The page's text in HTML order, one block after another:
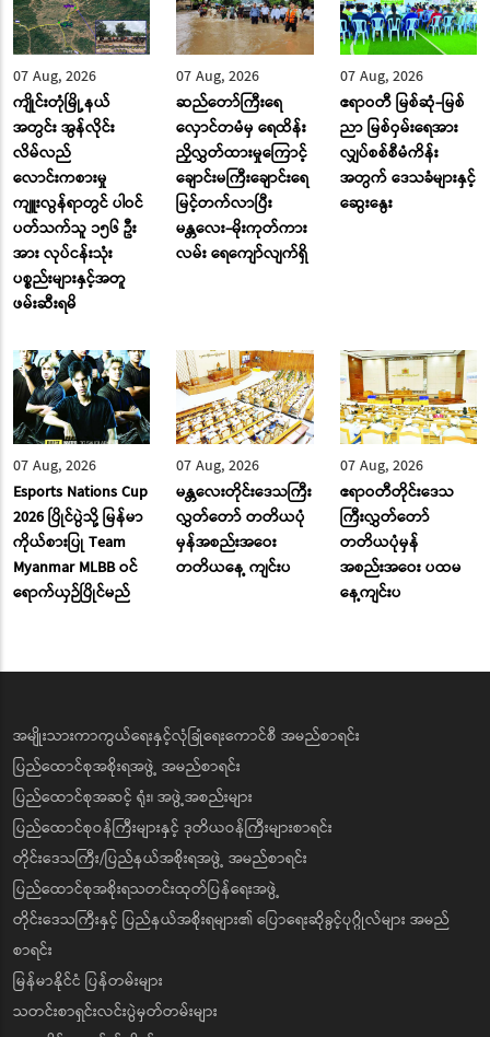
07 Aug, 2026
ကျိုင်းတုံမြို့နယ်
အတွင်း အွန်လိုင်း
လိမ်လည်
လောင်းကစားမှု
ကျူးလွန်ရာတွင် ပါဝင်
ပတ်သက်သူ ၁၅၆ ဦး
အား လုပ်ငန်းသုံး
ပစ္စည်းများနှင့်အတူ
ဖမ်းဆီးရမိ
07 Aug, 2026
ဆည်တော်ကြီးရေ
လှောင်တမံမှ ရေထိန်း
ညှိလွှတ်ထားမှုကြောင့်
ချောင်းမကြီးချောင်းရေ
မြင့်တက်လာပြီး
မန္တလေး-မိုးကုတ်ကား
လမ်း ‌ရေ‌ကျော်လျက်ရှိ
07 Aug, 2026
ဧရာဝတီ မြစ်ဆုံ-မြစ်
ညာ မြစ်ဝှမ်းရေအား
လျှပ်စစ်စီမံကိန်း
အတွက် ဒေသခံများနှင့်
ဆွေးနွေး
07 Aug, 2026
Esports Nations Cup
2026 ပြိုင်ပွဲသို့ မြန်မာ
ကိုယ်စားပြု Team
Myanmar MLBB ဝင်
ရောက်ယှဉ်ပြိုင်မည်
07 Aug, 2026
မန္တလေးတိုင်းဒေသကြီး
လွှတ်တော် တတိယပုံ
မှန်အစည်းအဝေး
တတိယနေ့ ကျင်းပ
07 Aug, 2026
ဧရာဝတီတိုင်းဒေသ
ကြီးလွှတ်တော်
တတိယပုံမှန်
အစည်းအဝေး ပထမ
နေ့ကျင်းပ
အမျိုးသားကာကွယ်ရေးနှင့်လုံခြုံရေးကောင်စီ အမည်စာရင်း
ပြည်ထောင်စုအစိုးရအဖွဲ့ အမည်စာရင်း
ပြည်ထောင်စုအဆင့် ရုံး၊ အဖွဲ့အစည်းများ
ပြည်ထောင်စုဝန်ကြီးများနှင့် ဒုတိယဝန်ကြီးများစာရင်း
တိုင်းဒေသကြီး/ပြည်နယ်အစိုးရအဖွဲ့ အမည်စာရင်း
ပြည်ထောင်စုအစိုးရသတင်းထုတ်ပြန်ရေးအဖွဲ့
တိုင်းဒေသကြီးနှင့် ပြည်နယ်အစိုးရများ၏ ပြောရေးဆိုခွင့်ပုဂ္ဂိုလ်များ အမည်
စာရင်း
မြန်မာနိုင်ငံ ပြန်တမ်းများ
သတင်းစာရှင်းလင်းပွဲမှတ်တမ်းများ